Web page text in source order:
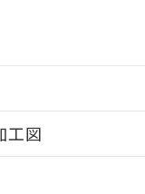
工図
とから、特段のことが
年1月12日より割愛し